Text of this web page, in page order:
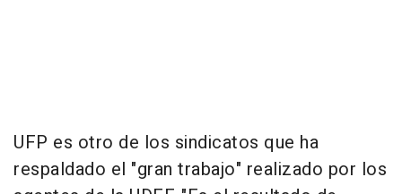
UFP es otro de los sindicatos que ha
respaldado el "gran trabajo" realizado por los